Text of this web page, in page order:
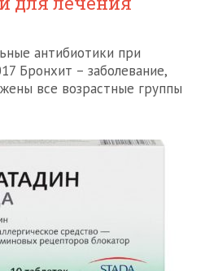
антибиотики при
Бронхит – заболевание,
все возрастные группы